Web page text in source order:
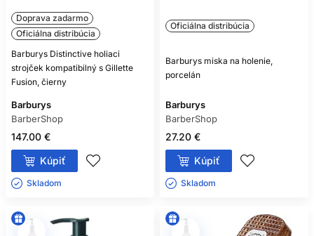
Doprava zadarmo
Oficiálna distribúcia
Barburys Distinctive holiaci
strojček kompatibilný s Gillette
Fusion, čierny
Barburys
BarberShop
147.00 €
Kúpiť
Skladom ㅤ
Oficiálna distribúcia
Barburys miska na holenie,
porcelán
Barburys
BarberShop
27.20 €
Kúpiť
Skladom ㅤ